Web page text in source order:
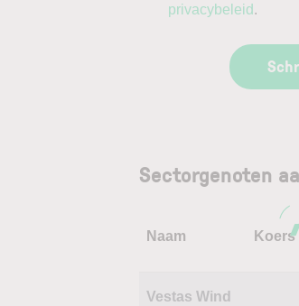
privacybeleid .
Sectorgenoten
Naam Koers
Vestas Wind